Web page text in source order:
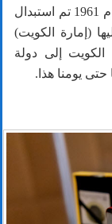
وأفاد دشتي أنه عند استقلال دولة الكويت عام 1961 تم استبدال
(إمارة الكويت)
إلى دولة
حتى يومنا هذا.